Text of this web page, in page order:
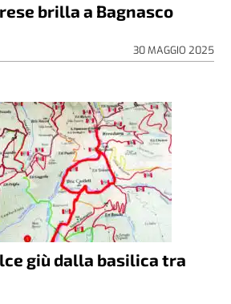
brilla a Bagnasco
30 MAGGIO 2025
giù dalla basilica tra